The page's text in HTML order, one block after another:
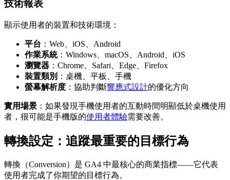
技術報表
顯示使用者的裝置和技術環境：
平台 ：Web、iOS、Android
作業系統：Windows、macOS、Android、iOS
瀏覽器 ：Chrome、Safari、Edge、Firefox
裝置類別 ：桌機、平板、手機
螢幕解析度 ：協助判斷響應式設計的優化方向
實用場景 ：如果發現手機使用者的互動時間明顯低於桌機使用
者，很可能是手機版的使用者體驗需要改善。
轉換設定：追蹤最重要的目標行為
轉換（Conversion）是 GA4 中最核心的商業指標——它代表
使用者完成了你期望的目標行為。